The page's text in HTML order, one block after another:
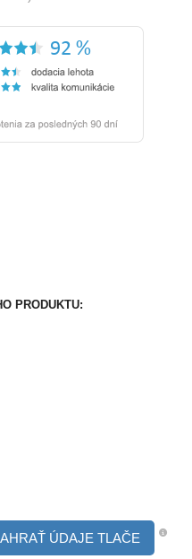
PRODUKTU:
ÚDAJE TLAČE